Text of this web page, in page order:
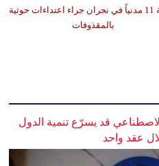
إصابة 11 مدنياً في نجران جراء اعتداءات حوثية
بالمقذوفات
الاصطناعي قد يسرّع تنمية الدول
عقد واحد